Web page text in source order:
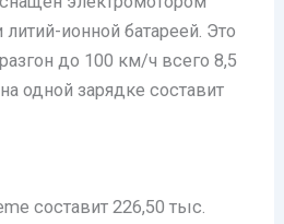
ионной батареей. Это
до 100 км/ч всего 8,5
одной зарядке составит
составит 226,50 тыс.